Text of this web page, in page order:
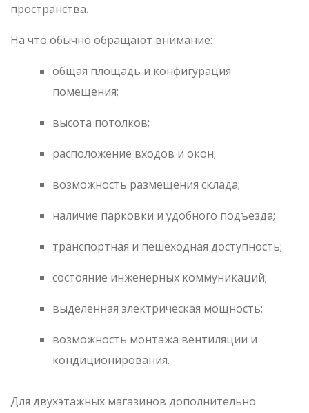
пространства.
На что обычно обращают внимание:
общая площадь и конфигурация
помещения;
высота потолков;
расположение входов и окон;
возможность размещения склада;
наличие парковки и удобного подъезда;
транспортная и пешеходная доступность;
состояние инженерных коммуникаций;
выделенная электрическая мощность;
возможность монтажа вентиляции и
кондиционирования.
Для двухэтажных магазинов дополнительно